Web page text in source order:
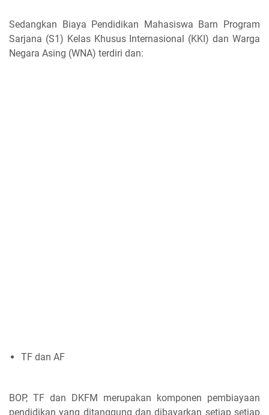
Sedangkan Biaya Pendidikan Mahasiswa Barn Program
Sarjana (S1) Kelas Khusus Internasional (KKI) dan Warga
Negara Asing (WNA) terdiri dan:
TF dan AF
BOP, TF dan DKFM merupakan komponen pembiayaan
pendidikan yang ditanggung dan dibayarkan setiap setiap